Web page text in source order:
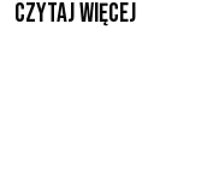
czytaj więcej